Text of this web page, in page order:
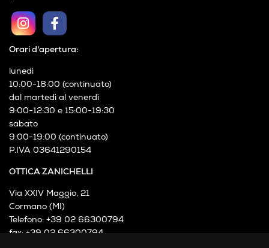
OTTICA ZANICHELLI
Via XXIV Maggio, 21
Cormano (MI)
Telefono: +39 02 66300794
fax: +39 02 66300794
Orari d'apertura:
lunedì
10:00-18:00 (continuato)
dal martedì al venerdì
9:00-12:30 e 15:00-19:30
sabato
9:00-19:00 (continuato)
P.IVA 03641290154